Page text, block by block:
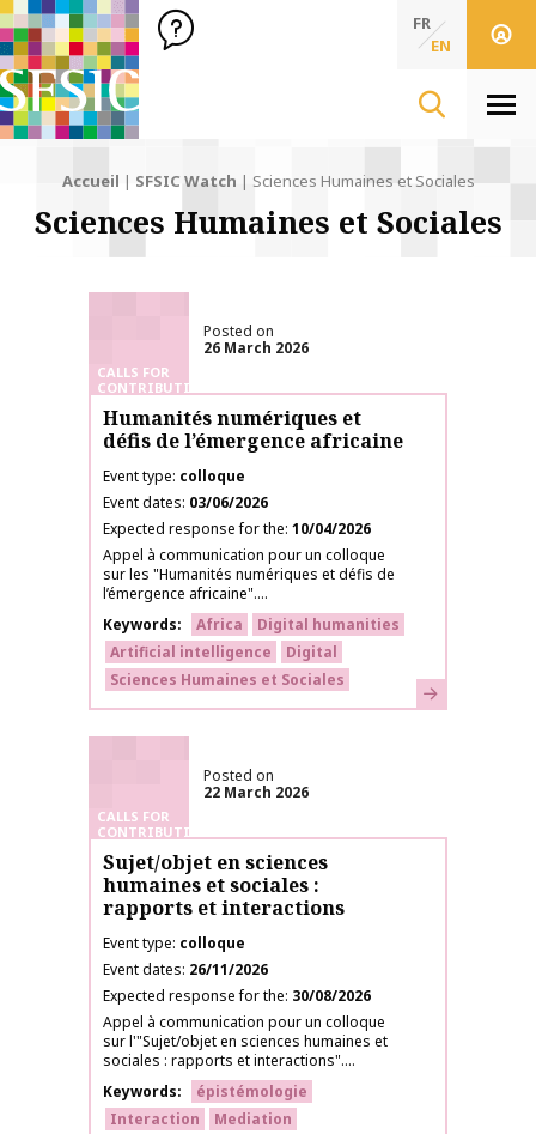
SFSIC Société Française des Sciences de l'Information & de
Société Française des Sciences de
FR
EN
Accueil | SFSIC Watch | Sciences Humaines et Sociales
Sciences Humaines et Sociales
CALLS FOR
CONTRIBUTIONS
Posted on
26 March 2026
Humanités numériques et
défis de l’émergence africaine
Event type colloque
Event dates 03/06/2026
Expected response for the 10/04/2026
Appel à communication pour un colloque
sur les "Humanités numériques et défis de
l’émergence africaine"....
Keywords
Africa
Digital humanities
Artificial intelligence
Digital
Sciences Humaines et Sociales
Learn more
CALLS FOR
CONTRIBUTIONS
Posted on
22 March 2026
Sujet/objet en sciences
humaines et sociales :
rapports et interactions
Event type colloque
Event dates 26/11/2026
Expected response for the 30/08/2026
Appel à communication pour un colloque
sur l'"Sujet/objet en sciences humaines et
sociales : rapports et interactions"....
Keywords
épistémologie
Interaction
Mediation